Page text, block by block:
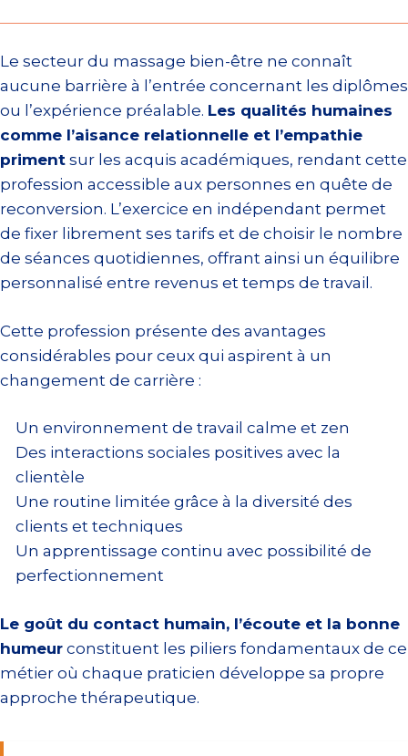
Le secteur du massage bien-être ne connaît
aucune barrière à l’entrée concernant les diplômes
ou l’expérience préalable. Les qualités humaines
comme l’aisance relationnelle et l’empathie
priment sur les acquis académiques, rendant cette
profession accessible aux personnes en quête de
reconversion. L’exercice en indépendant permet
de fixer librement ses tarifs et de choisir le nombre
de séances quotidiennes, offrant ainsi un équilibre
personnalisé entre revenus et temps de travail.
Cette profession présente des avantages
considérables pour ceux qui aspirent à un
changement de carrière :
Un environnement de travail calme et zen
Des interactions sociales positives avec la
clientèle
Une routine limitée grâce à la diversité des
clients et techniques
Un apprentissage continu avec possibilité de
perfectionnement
Le goût du contact humain, l’écoute et la bonne
humeur constituent les piliers fondamentaux de ce
métier où chaque praticien développe sa propre
approche thérapeutique.